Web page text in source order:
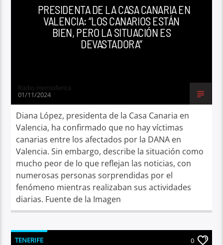
PRESIDENTA DE LA CASA CANARIA EN
VALENCIA: “LOS CANARIOS ESTÁN
BIEN, PERO LA SITUACIÓN ES
DEVASTADORA”
Radio Hemisferica
01/11/2024
Diana López, presidenta de la Casa Canaria en
Valencia, ha confirmado que no hay víctimas
canarias entre los afectados por la DANA en
Valencia. Sin embargo, describe la situación como
mucho peor de lo que reflejan las noticias, con
numerosas personas sorprendidas por el
fenómeno mientras realizaban sus actividades
diarias. Fuente de la Imagen
TENERIFE 0